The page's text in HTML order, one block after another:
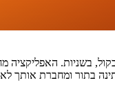
בשניות. האפליקציה
בתור ומחברת אותך